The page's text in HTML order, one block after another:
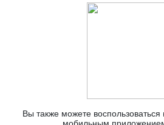
Вы также можете